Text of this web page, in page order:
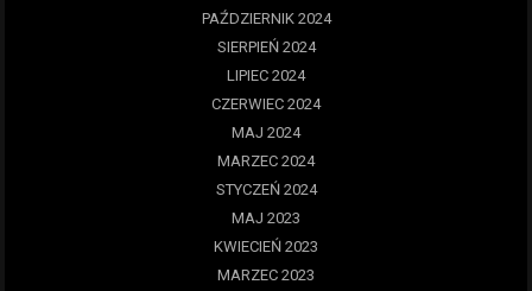
PAŹDZIERNIK 2024
SIERPIEŃ 2024
LIPIEC 2024
CZERWIEC 2024
MAJ 2024
MARZEC 2024
STYCZEŃ 2024
MAJ 2023
KWIECIEŃ 2023
MARZEC 2023